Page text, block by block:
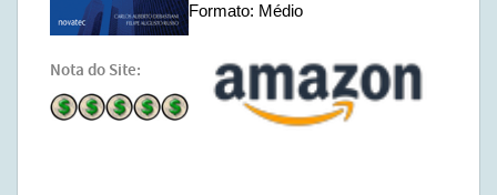
Nota do Site:
Formato: Médio